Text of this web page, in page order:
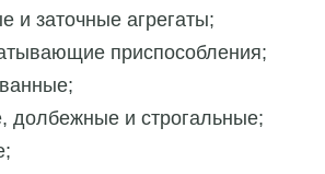
и заточные агрегаты;
приспособления;
долбежные и строгальные;